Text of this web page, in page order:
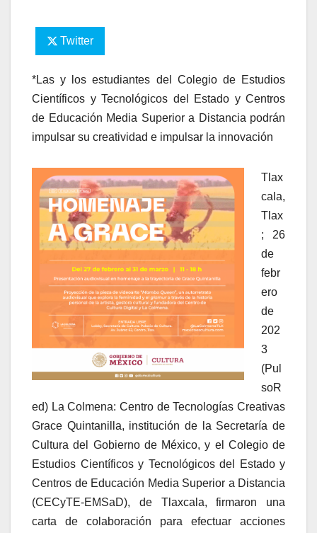
Twitter
*Las y los estudiantes del Colegio de Estudios
Científicos y Tecnológicos del Estado y Centros
de Educación Media Superior a Distancia podrán
impulsar su creatividad e impulsar la innovación
Tlax
cala,
Tlax
; 26
de
febr
ero
de
202
3
(Pul
soR
ed) La Colmena: Centro de Tecnologías Creativas
Grace Quintanilla, institución de la Secretaría de
Cultura del Gobierno de México, y el Colegio de
Estudios Científicos y Tecnológicos del Estado y
Centros de Educación Media Superior a Distancia
(CECyTE-EMSaD), de Tlaxcala, firmaron una
carta de colaboración para efectuar acciones